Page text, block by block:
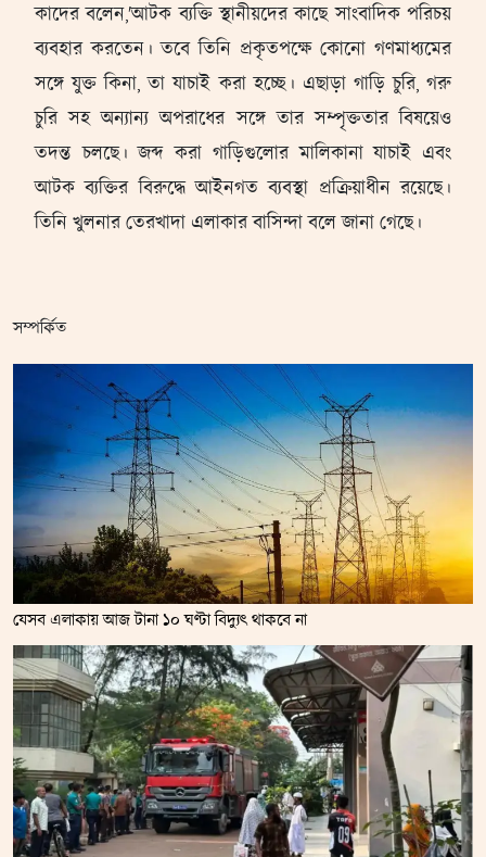
কাদের বলেন,'আটক ব্যক্তি স্থানীয়দের কাছে সাংবাদিক পরিচয়
ব্যবহার করতেন। তবে তিনি প্রকৃতপক্ষে কোনো গণমাধ্যমের
সঙ্গে যুক্ত কিনা, তা যাচাই করা হচ্ছে। এছাড়া গাড়ি চুরি, গরু
চুরি সহ অন্যান্য অপরাধের সঙ্গে তার সম্পৃক্ততার বিষয়েও
তদন্ত চলছে। জব্দ করা গাড়িগুলোর মালিকানা যাচাই এবং
আটক ব্যক্তির বিরুদ্ধে আইনগত ব্যবস্থা প্রক্রিয়াধীন রয়েছে।
তিনি খুলনার তেরখাদা এলাকার বাসিন্দা বলে জানা গেছে।
সম্পর্কিত
যেসব এলাকায় আজ টানা ১০ ঘণ্টা বিদ্যুৎ থাকবে না